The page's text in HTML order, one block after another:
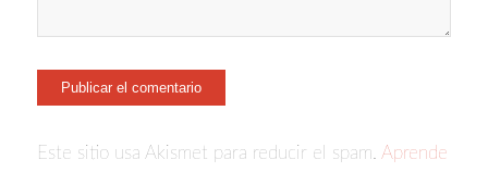
Este sitio usa Akismet para reducir el spam. Aprende